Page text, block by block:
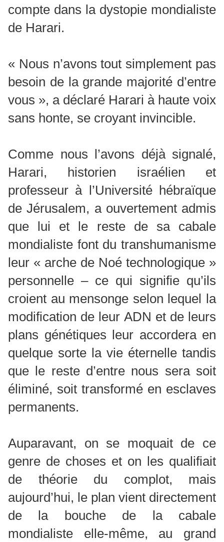
compte dans la dystopie mondialiste
de Harari.
« Nous n’avons tout simplement pas
besoin de la grande majorité d’entre
vous », a déclaré Harari à haute voix
sans honte, se croyant invincible.
Comme nous l’avons déjà signalé,
Harari, historien israélien et
professeur à l’Université hébraïque
de Jérusalem, a ouvertement admis
que lui et le reste de sa cabale
mondialiste font du transhumanisme
leur « arche de Noé technologique »
personnelle – ce qui signifie qu’ils
croient au mensonge selon lequel la
modification de leur ADN et de leurs
plans génétiques leur accordera en
quelque sorte la vie éternelle tandis
que le reste d’entre nous sera soit
éliminé, soit transformé en esclaves
permanents.
Auparavant, on se moquait de ce
genre de choses et on les qualifiait
de théorie du complot, mais
aujourd’hui, le plan vient directement
de la bouche de la cabale
mondialiste elle-même, au grand